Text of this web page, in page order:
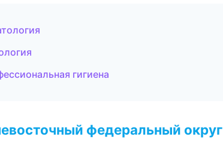
гигиена
федеральный округ